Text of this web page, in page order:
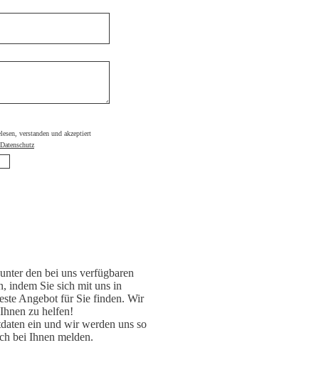
verstanden und akzeptiert
Datenschutz
den bei uns verfügbaren
indem Sie sich mit uns in
Angebot für Sie finden. Wir
zu helfen!
ein und wir werden uns so
bei Ihnen melden.